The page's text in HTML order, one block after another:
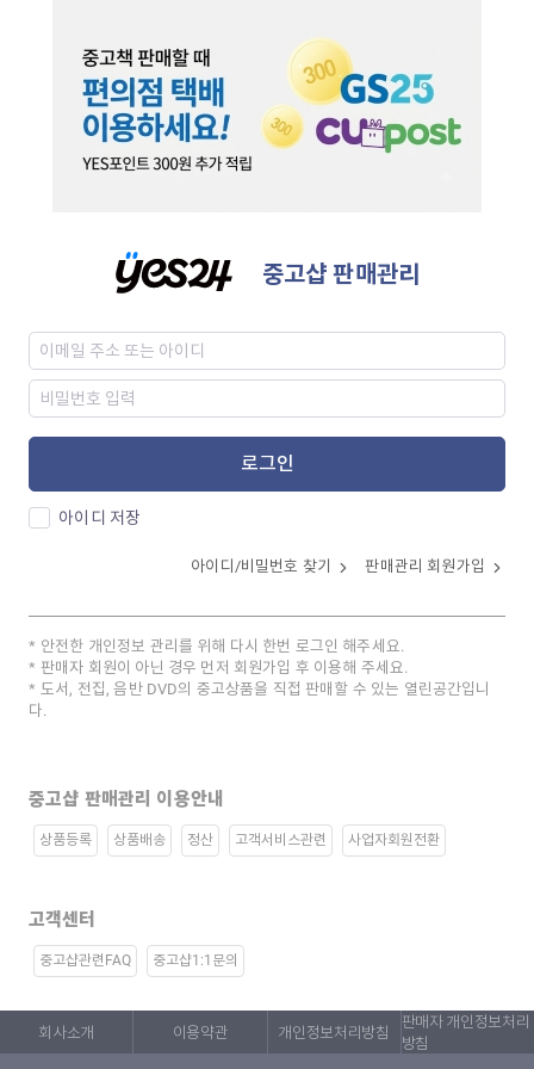
중고샵 판매관리
로그인
아이디 저장
아이디/비밀번호 찾기 판매관리 회원가입
안전한 개인정보 관리를 위해 다시 한번 로그인 해주세요.
판매자 회원이 아닌 경우 먼저 회원가입 후 이용해 주세요.
도서, 전집, 음반 DVD의 중고상품을 직접 판매할 수 있는 열린공간입니
다.
중고샵 판매관리 이용안내
상품등록 상품배송 정산 고객서비스관련 사업자회원전환
고객센터
중고샵관련FAQ 중고샵1:1문의
회사소개 이용약관 개인정보처리방침
판매자 개인정보처리
방침